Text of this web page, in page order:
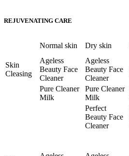
REJUVENATING CARE
Normal skin Dry skin
Skin
Cleasing
Ageless
Beauty Face
Cleaner
Ageless
Beauty Face
Cleaner
Pure Cleaner
Milk
Pure Cleaner
Milk
Perfect
Beauty Face
Cleaner